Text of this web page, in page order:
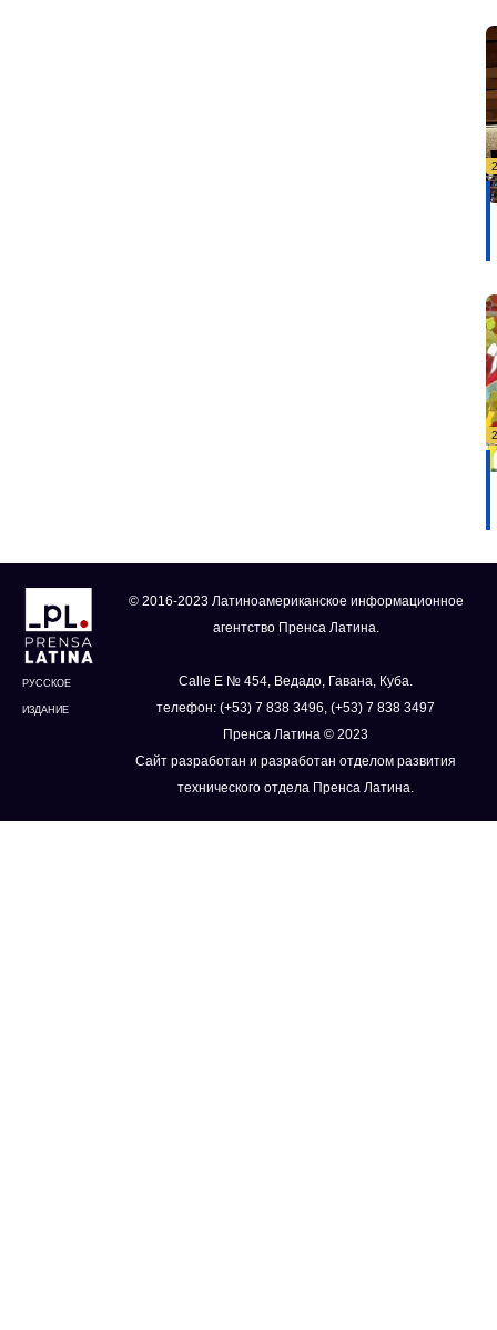
РУССКОЕ
ИЗДАНИЕ
© 2016-2023 Латиноамериканское информационное
агентство Пренса Латина.
Calle E № 454, Ведадо, Гавана, Куба.
телефон: (+53) 7 838 3496, (+53) 7 838 3497
Пренса Латина © 2023
Сайт разработан и разработан отделом развития
технического отдела Пренса Латина.